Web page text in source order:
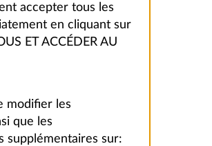
accepter tous les
en cliquant sur
ET ACCÉDER AU
modifier les
que les
supplémentaires sur: